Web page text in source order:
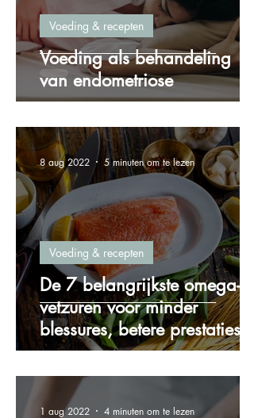
Voeding als behandeling
van endometriose
Voeding & recepten
De 7 belangrijkste omega-3
vetzuren voor minder
blessures, betere prestaties
en meer energie!
Voeding & recepten
8 aug 2022 5 minuten om te lezen
1 aug 2022 4 minuten om te lezen